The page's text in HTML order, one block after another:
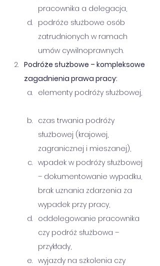
pracownika a delegacja,
podróże służbowe osób
zatrudnionych w ramach
umów cywilnoprawnych.
Podróże służbowe – kompleksowe
zagadnienia prawa pracy:
elementy podróży służbowej,
czas trwania podróży
służbowej (krajowej,
zagranicznej i mieszanej),
wpadek w podróży służbowej
– dokumentowanie wypadku,
brak uznania zdarzenia za
wypadek przy pracy,
oddelegowanie pracownika
czy podróż służbowa –
przykłady,
wyjazdy na szkolenia czy